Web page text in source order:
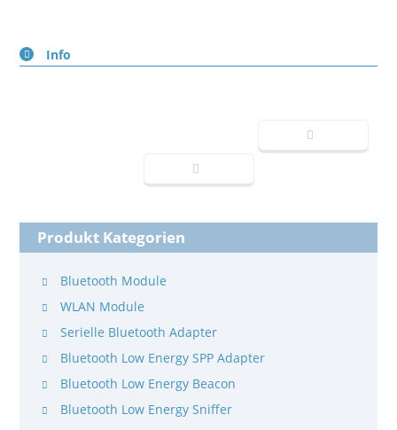
Info
Produkt Kategorien
Bluetooth Module
WLAN Module
Serielle Bluetooth Adapter
Bluetooth Low Energy SPP Adapter
Bluetooth Low Energy Beacon
Bluetooth Low Energy Sniffer